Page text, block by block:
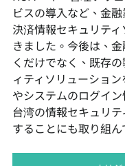
ビスの導入など、金
決済情報セキュリテ
きました。今後は、
くだけでなく、既存
ィティソリューショ
やシステムのログイ
台湾の情報セキュリ
することにも取り組ん